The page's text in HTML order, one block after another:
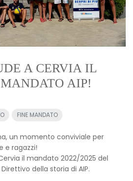
A CERVIA IL
AIP!
FINE MANDATO
un momento conviviale per
e ragazzi!
il mandato 2022/2025 del
della storia di AIP.